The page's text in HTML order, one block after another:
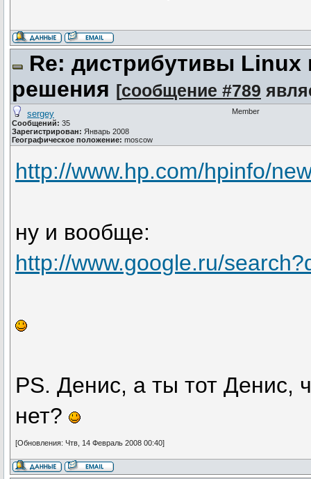
Re: дистрибутивы Linux
решения [сообщение #789
sergey
Сообщений: 35
Зарегистрирован: Январь 2008
Географическое положение: moscow
Member
http://www.hp.com/hpinfo/
ну и вообще:
http://www.google.ru/
PS. Денис, а ты тот Денис,
нет?
[Обновления: Чтв, 14 Февраль 2008 00:40]